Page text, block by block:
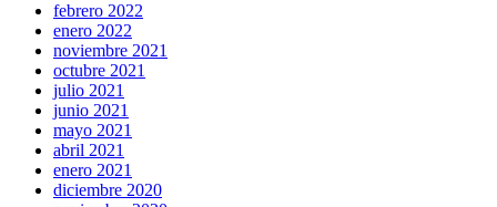
febrero 2022
enero 2022
noviembre 2021
octubre 2021
julio 2021
junio 2021
mayo 2021
abril 2021
enero 2021
diciembre 2020